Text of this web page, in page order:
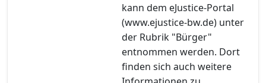
kann dem eJustice-Portal
(www.ejustice-bw.de) unter
der Rubrik "Bürger"
entnommen werden. Dort
finden sich auch weitere